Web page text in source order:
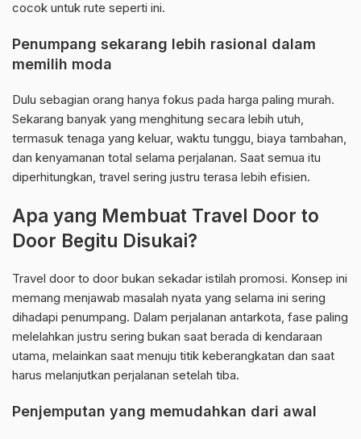
cocok untuk rute seperti ini.
Penumpang sekarang lebih rasional dalam
memilih moda
Dulu sebagian orang hanya fokus pada harga paling murah.
Sekarang banyak yang menghitung secara lebih utuh,
termasuk tenaga yang keluar, waktu tunggu, biaya tambahan,
dan kenyamanan total selama perjalanan. Saat semua itu
diperhitungkan, travel sering justru terasa lebih efisien.
Apa yang Membuat Travel Door to
Door Begitu Disukai?
Travel door to door bukan sekadar istilah promosi. Konsep ini
memang menjawab masalah nyata yang selama ini sering
dihadapi penumpang. Dalam perjalanan antarkota, fase paling
melelahkan justru sering bukan saat berada di kendaraan
utama, melainkan saat menuju titik keberangkatan dan saat
harus melanjutkan perjalanan setelah tiba.
Penjemputan yang memudahkan dari awal